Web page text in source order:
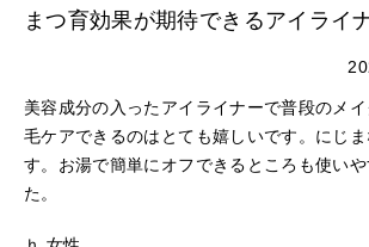
まつ育効果が期待できるアイライ
美容成分の入ったアイライナーで普段のメ
毛ケアできるのはとても嬉しいです。にじ
す。お湯で簡単にオフできるところも使い
た。